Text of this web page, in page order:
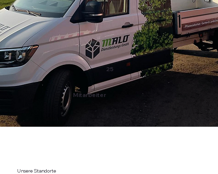
25
Mitarbeiter
Unsere Standorte